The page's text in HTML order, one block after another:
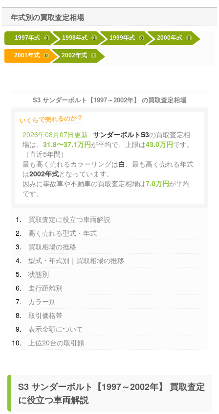
年式別の買取査定相場
1997年式 3 1998年式 1 1999年式 0 2000年式 0
2001年式 0 2002年式 1
S3 サンダーボルト【1997～2002年】 の買取査定相場
いくらで売れるのか？
2026年08月07日更新 サンダーボルトS3の買取査定相
場は、31.8〜37.1万円が平均で、上限は43.0万円です。
（直近5年間）
最も高く売れるカラーリングは白 、最も高く売れる年式
は2002年式となっています。
因みに事故車や不動車の買取査定相場は7.0万円が平均
です。
買取査定に役立つ車両解説
高く売れる型式・年式
買取相場の推移
型式・年式別｜買取相場の推移
状態別
走行距離別
カラー別
取引価格帯
表示金額について
上位20台の取引額
S3 サンダーボルト【1997～2002年】 買取査定
に役立つ車両解説